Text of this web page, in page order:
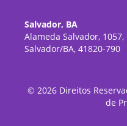
Salvador, BA
Alameda Salvador,
Salvador/BA, 41820-790
© 2026Direitos
de